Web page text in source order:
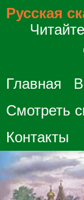
Русская
Главная
Смотреть
Контакты